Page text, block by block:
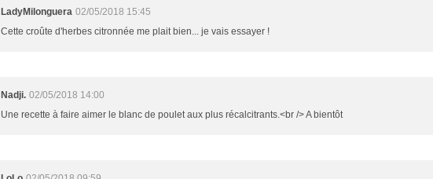
LadyMilonguera 02/05/2018 15:45
Cette croûte d'herbes citronnée me plait bien... je vais essayer !
Nadji. 02/05/2018 14:00
Une recette à faire aimer le blanc de poulet aux plus récalcitrants.<br /> A bientôt